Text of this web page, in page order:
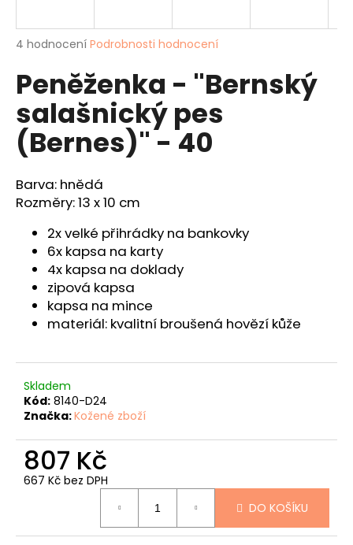
Průměrné
produktu
je
z
5
hvězdiček.
4 hodnocení Podrobnosti hodnocení
Peněženka - "Bernský
salašnický pes
(Bernes)" - 40
Barva: hnědá
Rozměry: 13 x 10 cm
2x velké přihrádky na bankovky
6x kapsa na karty
4x kapsa na doklady
zipová kapsa
kapsa na mince
materiál: kvalitní broušená hovězí kůže
Skladem
Kód: 8140-D24
Značka:Kožené zboží
807 Kč
667 Kč bez DPH
DO KOŠÍKU
j
t
?
e
m
e
KOŽENÝ
PÁSEK
Kč